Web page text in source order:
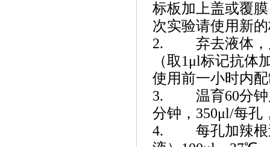
标板加上盖或覆
次实验请使用新
2. 弃去液体，甩
（取1μl标记抗体
使用前一小时内
3. 温育60分钟后
分钟，350μl/每孔
4. 每孔加辣根过